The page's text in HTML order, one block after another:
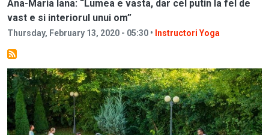
Ana-Maria Iana: “Lumea e vasta, dar cel putin la fel de
vast e si interiorul unui om”
Thursday, February 13, 2020 - 05:30 • Instructori Yoga
Image